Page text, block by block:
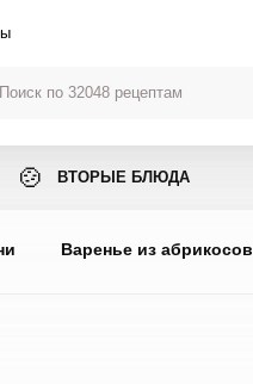
🍲 ВТОРЫЕ БЛЮДА
Варенье из абрикосов